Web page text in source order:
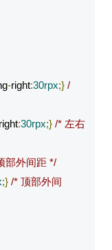
-right:30rpx;} /
right:30rpx;} /* 左右
部外间距 */
;} /* 顶部外间